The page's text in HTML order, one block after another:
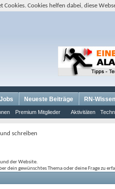
Premium Mitglieder Aktivitäten
Neueste Beiträge RN-Wissen
schreiben
der Website.
dein gewünschtes Thema oder deine Frage zu
Cookies. Cookies helfen dabei, diese